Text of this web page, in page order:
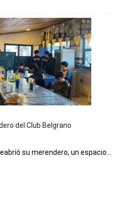
del Club Belgrano
su merendero, un espacio...